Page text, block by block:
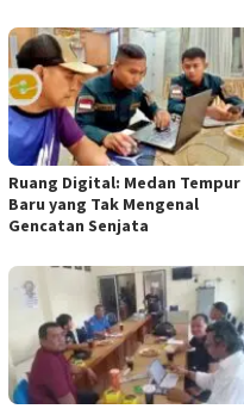
Ruang Digital: Medan Tempur
Baru yang Tak Mengenal
Gencatan Senjata